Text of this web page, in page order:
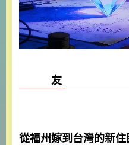
友
從福州嫁到台灣的新